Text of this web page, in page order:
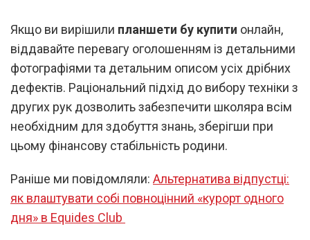
Якщо ви вирішили планшети бу купити онлайн,
віддавайте перевагу оголошенням із детальними
фотографіями та детальним описом усіх дрібних
дефектів. Раціональний підхід до вибору техніки з
других рук дозволить забезпечити школяра всім
необхідним для здобуття знань, зберігши при
цьому фінансову стабільність родини.
Раніше ми повідомляли: Альтернатива відпустці:
як влаштувати собі повноцінний «курорт одного
дня» в Equides Club